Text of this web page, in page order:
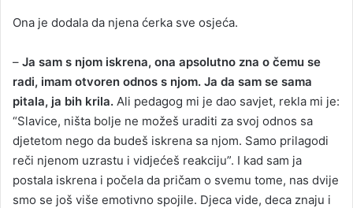
Ona je dodala da njena ćerka sve osjeća.
– Ja sam s njom iskrena, ona apsolutno zna o čemu se
radi, imam otvoren odnos s njom. Ja da sam se sama
pitala, ja bih krila. Ali pedagog mi je dao savjet, rekla mi je:
“Slavice, ništa bolje ne možeš uraditi za svoj odnos sa
djetetom nego da budeš iskrena sa njom. Samo prilagodi
reči njenom uzrastu i vidjećeš reakciju”. I kad sam ja
postala iskrena i počela da pričam o svemu tome, nas dvije
smo se još više emotivno spojile. Djeca vide, deca znaju i